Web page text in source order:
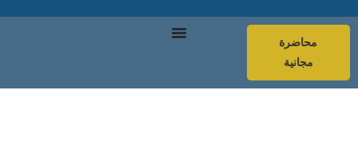
محاضرة
مجانية